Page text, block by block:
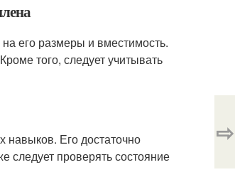
его размеры и вместимость.
того, следует учитывать
навыков. Его достаточно
проверять состояние
⇨